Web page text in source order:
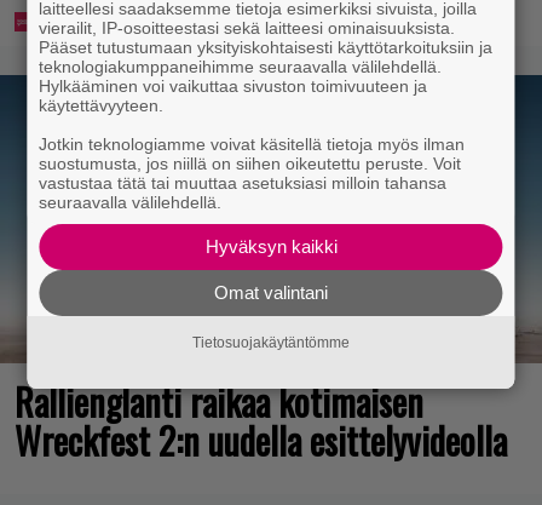
Rallienglanti raikaa kotimaisen
Wreckfest 2:n uudella esittelyvideolla
laitteellesi saadaksemme tietoja esimerkiksi sivuista, joilla
vierailit, IP-osoitteestasi sekä laitteesi ominaisuuksista.
Pääset tutustumaan yksityiskohtaisesti käyttötarkoituksiin ja
teknologiakumppaneihimme seuraavalla välilehdellä.
Hylkääminen voi vaikuttaa sivuston toimivuuteen ja
käytettävyyteen.
Jotkin teknologiamme voivat käsitellä tietoja myös ilman
suostumusta, jos niillä on siihen oikeutettu peruste. Voit
vastustaa tätä tai muuttaa asetuksiasi milloin tahansa
seuraavalla välilehdellä.
Hyväksyn kaikki
Omat valintani
Tietosuojakäytäntömme